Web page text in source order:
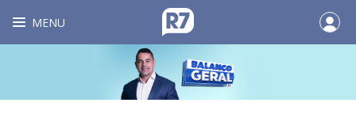
MENU